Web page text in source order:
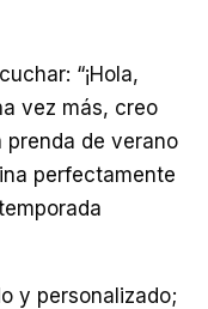
“¡Hola,
vez más, creo
prenda de verano
perfectamente
y personalizado;